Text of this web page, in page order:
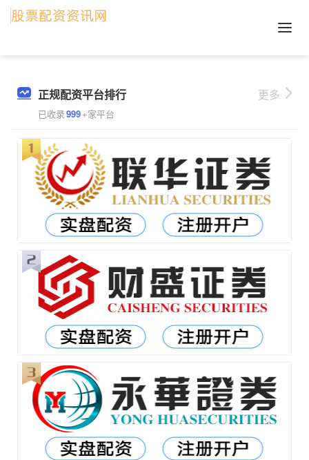
正规配资平台排行
已收录999+家平台
更多